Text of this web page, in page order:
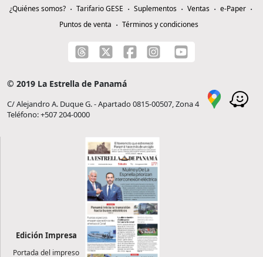
¿Quiénes somos? Tarifario GESE Suplementos Ventas
e-Paper
Puntos de venta
Términos y condiciones
© 2019 La Estrella de Panamá
C/ Alejandro A. Duque G. - Apartado 0815-00507, Zona 4
Teléfono: +507 204-0000
Edición Impresa
Portada del impreso